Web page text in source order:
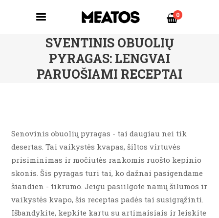
0
SVENTINIS OBUOLIŲ
PYRAGAS: LENGVAI
PARUOŠIAMI RECEPTAI
Senovinis obuolių pyragas - tai daugiau nei tik
desertas. Tai vaikystės kvapas, šiltos virtuvės
prisiminimas ir močiutės rankomis ruošto kepinio
skonis. Šis pyragas turi tai, ko dažnai pasigendame
šiandien - tikrumo. Jeigu pasiilgote namų šilumos ir
vaikystės kvapo, šis receptas padės tai susigrąžinti.
Išbandykite, kepkite kartu su artimaisiais ir leiskite